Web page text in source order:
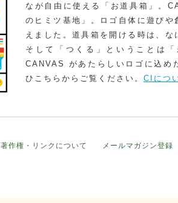
なが自由に使える「お道具箱」。
のヒミツ基地」。ロゴ自体に遊び
えました。道具箱を開ける時は、
そして「つくる」ということは
CANVAS があたらしいロゴに込め
ひこちらからご覧ください。 CIにつ
著作権・リンクについて メールマガジン登録